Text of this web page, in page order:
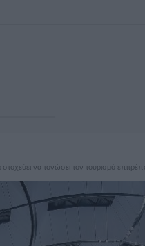
να τονώσει τον τουρισμό